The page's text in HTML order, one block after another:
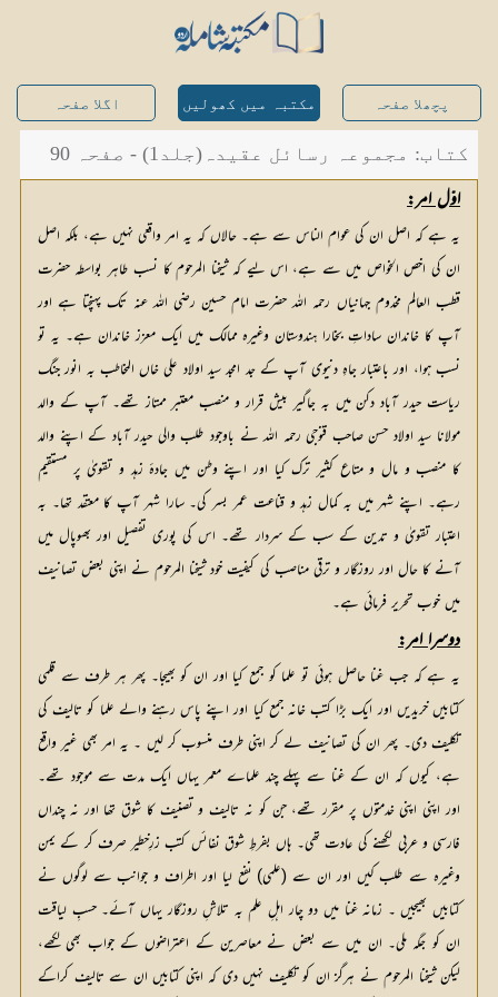
پچھلا صفحہ مکتبہ میں کھولیں اگلا صفحہ
کتاب: مجموعہ رسائل عقیدہ(جلد1) - صفحہ 90
اوّل امر:
یہ ہے کہ اصل ان کی عوام الناس سے ہے۔ حالاں کہ یہ امر واقعی نہیں ہے، بلکہ اصل
ان کی اخص الخواص میں سے ہے، اس لیے کہ شیخنا المرحوم کا نسب طاہر بواسطہ حضرت
قطب العالم مخدوم جہانیاں رحمہ اللہ حضرت امام حسین رضی اللہ عنہ تک پہنچتا ہے اور
آپ کا خاندان ساداتِ بخارا ہندوستان وغیرہ ممالک میں ایک معزز خاندان ہے۔ یہ تو
نسب ہوا، اور باعتبار جاہِ دنیوی آپ کے جد امجد سید اولاد علی خاں المخاطب بہ انور جنگ
ریاست حیدر آباد دکن میں بہ جاگیر بیش قرار و منصب معتبر ممتاز تھے۔ آپ کے والد
مولانا سید اولاد حسن صاحب قنوجی رحمہ اللہ نے باوجود طلب والی حیدر آباد کے اپنے والد
کا منصب و مال و متاع کثیر ترک کیا اور اپنے وطن میں جادۂ زہد و تقویٰ پر مستقیم
رہے۔ اپنے شہر میں بہ کمال زہد و قناعت عمر بسر کی۔ سارا شہر آپ کا معتقد تھا۔ بہ
اعتبار تقویٰ و تدین کے سب کے سردار تھے۔ اس کی پوری تفصیل اور بھوپال میں
آنے کا حال اور روزگار و ترقی مناصب کی کیفیت خود شیخنا المرحوم نے اپنی بعض تصانیف
میں خوب تحریر فرمائی ہے۔
دوسرا امر:
یہ ہے کہ جب غنا حاصل ہوئی تو علما کو جمع کیا اور ان کو بھیجا۔ پھر ہر طرف سے قلمی
کتابیں خریدیں اور ایک بڑا کتب خانہ جمع کیا اور اپنے پاس رہنے والے علما کو تالیف کی
تکلیف دی۔ پھر ان کی تصانیف لے کر اپنی طرف منسوب کر لیں ۔ یہ امر بھی غیر واقع
ہے، کیوں کہ ان کے غنا سے پہلے چند علماے معمر یہاں ایک مدت سے موجود تھے۔
اور اپنی اپنی خدمتوں پر مقرر تھے، جن کو نہ تالیف و تصنیف کا شوق تھا اور نہ چنداں
فارسی و عربی لکھنے کی عادت تھی۔ ہاں بفرطِ شوق نفائس کتب زرِخطیر صرف کر کے یمن
وغیرہ سے طلب کیں اور ان سے (علمی) نفع لیا اور اطراف و جوانب سے لوگوں نے
کتابیں بھیجیں ۔ زمانہ غنا میں دو چار اہلِ علم بہ تلاشِ روزگار یہاں آئے۔ حسبِ لیاقت
ان کو جگہ ملی۔ ان میں سے بعض نے معاصرین کے اعتراضوں کے جواب بھی لکھے،
لیکن شیخنا المرحوم نے ہرگز ان کو تکلیف نہیں دی کہ اپنی کتابیں ان سے تالیف کراکے